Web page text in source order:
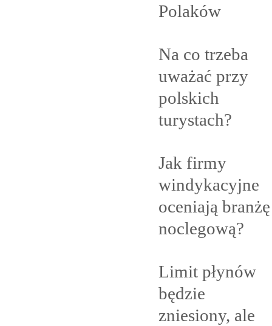
Polaków
Na co trzeba
uważać przy
polskich
turystach?
Jak firmy
windykacyjne
oceniają branżę
noclegową?
Limit płynów
będzie
zniesiony, ale